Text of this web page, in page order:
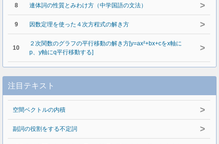
8 連体詞の性質とみわけ方（中学国語の文法） >
9 因数定理を使った４次方程式の解き方 >
10
２次関数のグラフの平行移動の解き方[y=ax²+bx+cをx軸に
p、y軸にq平行移動する]
>
注目テキスト
空間ベクトルの内積 >
副詞の役割をする不定詞 >